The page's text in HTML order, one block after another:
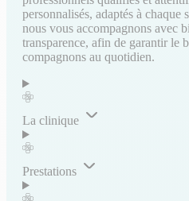
personnalisés, adaptés à
nous vous accompagnons avec
transparence, afin de garantir le
compagnons au quotidien.
La clinique
Prestations